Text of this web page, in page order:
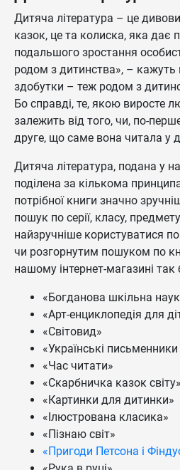
Дитяча література – це
казок, це та колиска, яка дає
подальшого зростання
родом з дитинства», – кажуть
здобутки – теж родом з
Бо справді, те, якою виросте
залежить від того, чи, по-
друге, що саме вона читала у
Дитяча література, подана у
поділена за кількома
потрібної книги значно
пошук по серії, класу,
найзручніше користуватися
чи розгорнутим пошуком по
нашому інтернет-магазині так
«Богданова шкільна
«Арт-енциклопедія для
«Світовид»
«Українські
«Час читати»
«Скарбничка казок світу»
«Картинки для дитинки»
«Ілюстрована класика»
«Пізнаю світ»
«Пригоди Петсона і